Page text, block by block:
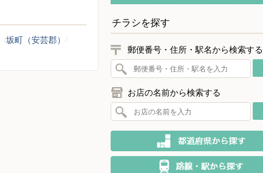
坂町（安芸郡）
チラシを探す
郵便番号・住所・駅名から検索する
お店の名前から検索する